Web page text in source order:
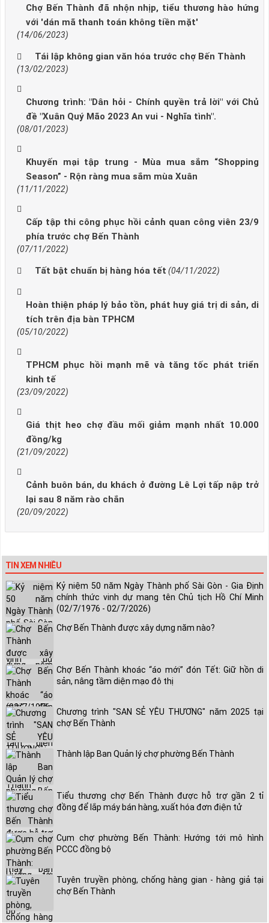
Chợ Bến Thành đã nhộn nhịp, tiểu thương hào hứng
với 'dán mã thanh toán không tiền mặt'
(14/06/2023)
Tái lập không gian văn hóa trước chợ Bến Thành
(13/02/2023)
Chương trình: "Dân hỏi - Chính quyền trả lời" với Chủ
đề "Xuân Quý Mão 2023 An vui - Nghĩa tình".
(08/01/2023)
Khuyến mại tập trung - Mùa mua sắm “Shopping
Season” - Rộn ràng mua sắm mùa Xuân
(11/11/2022)
Cấp tập thi công phục hồi cảnh quan công viên 23/9
phía trước chợ Bến Thành
(07/11/2022)
Tất bật chuẩn bị hàng hóa tết (04/11/2022)
Hoàn thiện pháp lý bảo tồn, phát huy giá trị di sản, di
tích trên địa bàn TPHCM
(05/10/2022)
TPHCM phục hồi mạnh mẽ và tăng tốc phát triển
kinh tế
(23/09/2022)
Giá thịt heo chợ đầu mối giảm mạnh nhất 10.000
đồng/kg
(21/09/2022)
Cảnh buôn bán, du khách ở đường Lê Lợi tấp nập trở
lại sau 8 năm rào chắn
(20/09/2022)
TIN XEM NHIỀU
Kỷ niệm 50 năm Ngày Thành phố Sài Gòn - Gia Định
chính thức vinh dự mang tên Chủ tịch Hồ Chí Minh
(02/7/1976 - 02/7/2026)
Chợ Bến Thành được xây dựng năm nào?
Chợ Bến Thành khoác “áo mới” đón Tết: Giữ hồn di
sản, nâng tầm diện mạo đô thị
Chương trình "SAN SẺ YÊU THƯƠNG" năm 2025 tại
chợ Bến Thành
Thành lập Ban Quản lý chợ phường Bến Thành
Tiểu thương chợ Bến Thành được hỗ trợ gần 2 tỉ
đồng để lắp máy bán hàng, xuất hóa đơn điện tử
Cụm chợ phường Bến Thành: Hướng tới mô hình
PCCC đồng bộ
Tuyên truyền phòng, chống hàng gian - hàng giả tại
chợ Bến Thành